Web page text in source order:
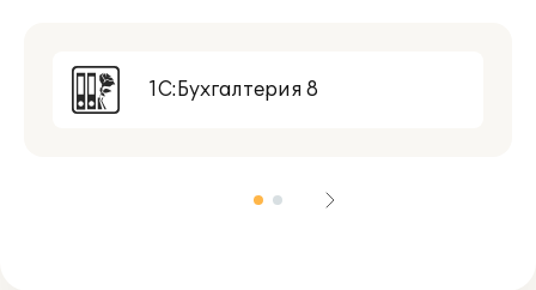
1С:Бухгалтерия 8